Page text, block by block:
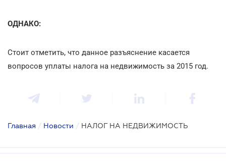
ОДНАКО:
Стоит отметить, что данное разъяснение касается
вопросов уплаты налога на недвижимость за 2015 год.
Главная / Новости / НАЛОГ НА НЕДВИЖИМОСТЬ